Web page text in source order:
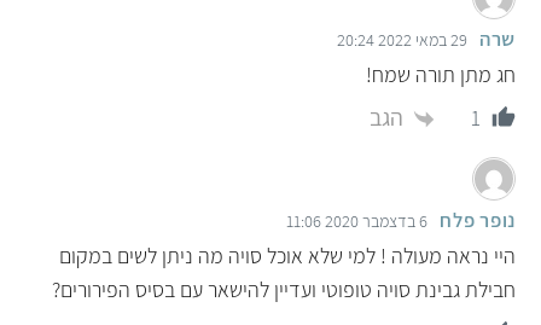
שרה 29 במאי 2022 20:24
חג מתן תורה שמח!
1
הגב
נופר פלח 6 בדצמבר 2020 11:06
היי נראה מעולה ! למי שלא אוכל סויה מה ניתן לשים במקום
חבילת גבינת סויה טופוטי ועדיין להישאר עם בסיס הפירורים?